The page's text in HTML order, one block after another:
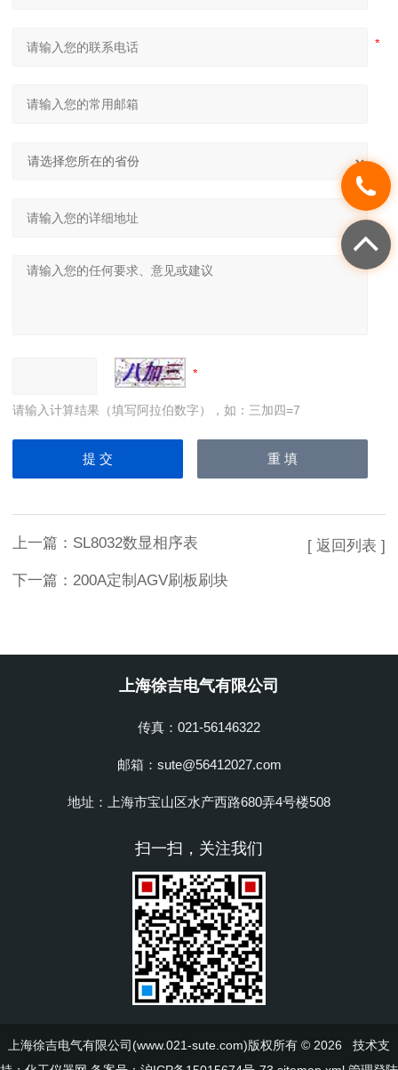
请输入计算结果（填写阿拉伯数字），如：三加四=7
上一篇： SL8032数显相序表
下一篇： 200A定制AGV刷板刷块
[ 返回列表 ]
上海徐吉电气有限公司
传真：021-56146322
邮箱：sute@56412027.com
地址：上海市宝山区水产西路680弄4号楼508
扫一扫，关注我们
上海徐吉电气有限公司(www.021-sute.com)版权所有 © 2026 技术支